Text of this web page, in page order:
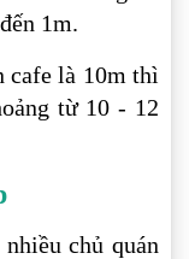
1m.
cafe là 10m thì
từ 10 - 12
chủ quán